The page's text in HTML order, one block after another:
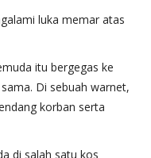
luka memar atas
itu bergegas ke
Di sebuah warnet,
korban serta
di salah satu kos